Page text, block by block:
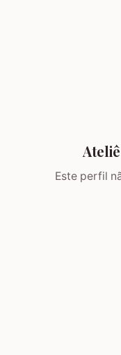
Este perfil